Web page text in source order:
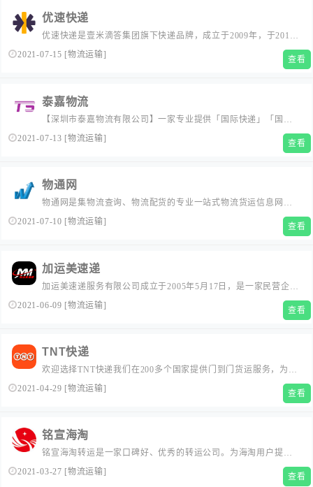
优速快递
优速快递是壹米滴答集团旗下快递品牌，成立于2009年，于2019
年并入壹米滴答集团，是一家提供全国性快递服务的规模型快递
企业，致力于成为性价比最优的大包裹快递公司，全国统一客服
2021-07-15 [物流运输] 查看
泰嘉物流
【深圳市泰嘉物流有限公司】一家专业提供「国际快递」「国际
小包」「国际货运代理」「纯电池小包专线」「FBA头程」等渠
2021-07-13 [物流运输] 查看
物通网
物通网是集物流查询、物流配货的专业一站式物流货运信息网，
是货运物流公司、货车、快递公司、搬家公司、海运公司、空运
公司、发货商的汇聚地，是物流货运信息非常全面、社会需求面
2021-07-10 [物流运输] 查看
加运美速递
加运美速递服务有限公司成立于2005年5月17日，是一家民营企
业。主要从事珠三角洲的包裹，货物的速递服务。...
2021-06-09 [物流运输] 查看
TNT快递
欢迎选择TNT快递我们在200多个国家提供门到门货运服务，为全
世界的人们和公司实现互联互通。...
2021-04-29 [物流运输] 查看
铭宣海淘
铭宣海淘转运是一家口碑好、优秀的转运公司。为海淘用户提供
全球海淘的转运服务，拥有美国、日本、西班牙、波兰、英国等
转运路线，价格优惠，时效稳定，并新开通30多个小众国家的仓
2021-03-27 [物流运输] 查看